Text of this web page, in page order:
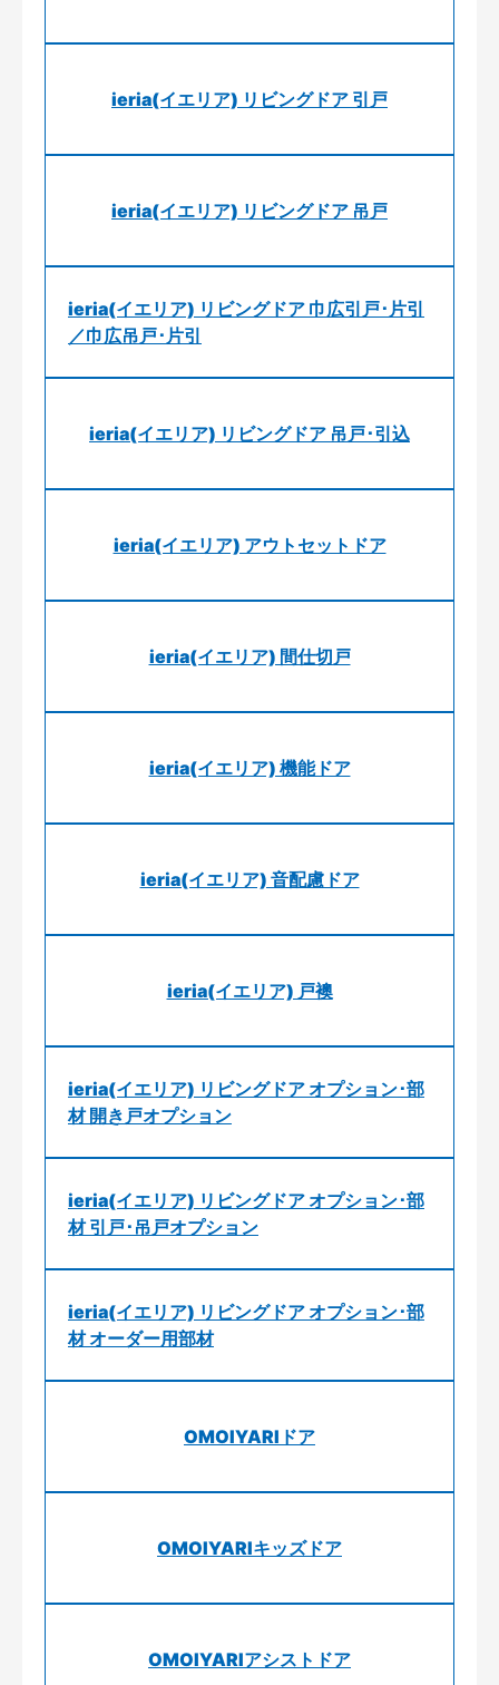
ieria(イエリア) リビングドア 引戸
ieria(イエリア) リビングドア 吊戸
ieria(イエリア) リビングドア 巾広引戸･片引
／巾広吊戸･片引
ieria(イエリア) リビングドア 吊戸･引込
ieria(イエリア) アウトセットドア
ieria(イエリア) 間仕切戸
ieria(イエリア) 機能ドア
ieria(イエリア) 音配慮ドア
ieria(イエリア) 戸襖
ieria(イエリア) リビングドア オプション･部
材 開き戸オプション
ieria(イエリア) リビングドア オプション･部
材 引戸･吊戸オプション
ieria(イエリア) リビングドア オプション･部
材 オーダー用部材
OMOIYARIドア
OMOIYARIキッズドア
OMOIYARIアシストドア